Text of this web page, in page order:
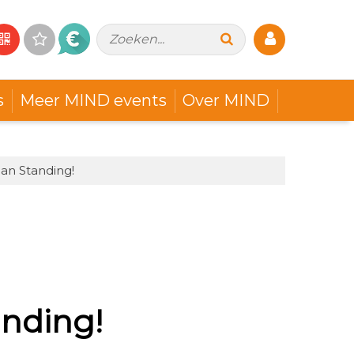
Zoeken...
Meer MIND events Over MIND
Standing!